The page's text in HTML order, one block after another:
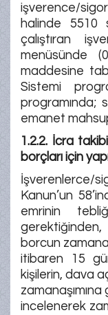
işverence/
halinde 5510
çalıştıran
menüsünde
maddesine
Sistemi
programında;
emanet
1.2.2. İcra
borçları için
İşverenlerce/
Kanun’un
emrinin
borcun
itibaren 15
kişilerin, dava
incelenerek